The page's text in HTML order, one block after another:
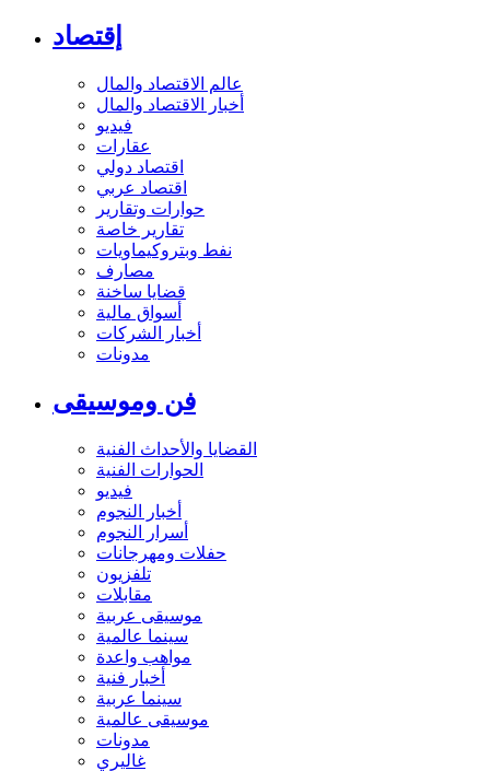
إقتصاد
عالم الاقتصاد والمال
أخبار الاقتصاد والمال
فيديو
عقارات
اقتصاد دولي
اقتصاد عربي
حوارات وتقارير
تقارير خاصة
نفط وبتروكيماويات
مصارف
قضايا ساخنة
أسواق مالية
أخبار الشركات
مدونات
فن وموسيقى
القضايا والأحداث الفنية
الحوارات الفنية
فيديو
أخبار النجوم
أسرار النجوم
حفلات ومهرجانات
تلفزيون
مقابلات
موسيقى عربية
سينما عالمية
مواهب واعدة
أخبار فنية
سينما عربية
موسيقى عالمية
مدونات
غاليري